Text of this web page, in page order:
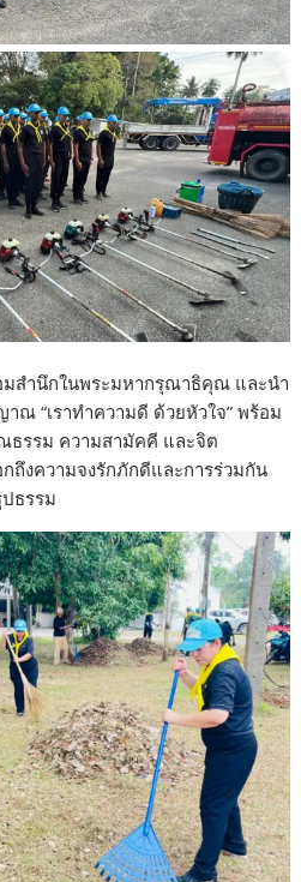
มสำนึกในพระมหากรุณาธิคุณ และนำ
ณ “เราทำความดี ด้วยหัวใจ” พร้อม
ธรรม ความสามัคคี และจิต
ถึงความจงรักภักดีและการร่วมกัน
ธรรม